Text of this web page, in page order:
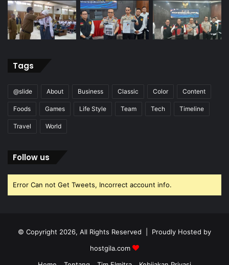
Tags
@slide About Business Classic Color Content
Foods Games Life Style Team Tech Timeline
Travel World
Follow us
Error Can not Get Tweets, Incorrect account info.
© Copyright 2026, All Rights Reserved | Proudly Hosted by
hostgila.com